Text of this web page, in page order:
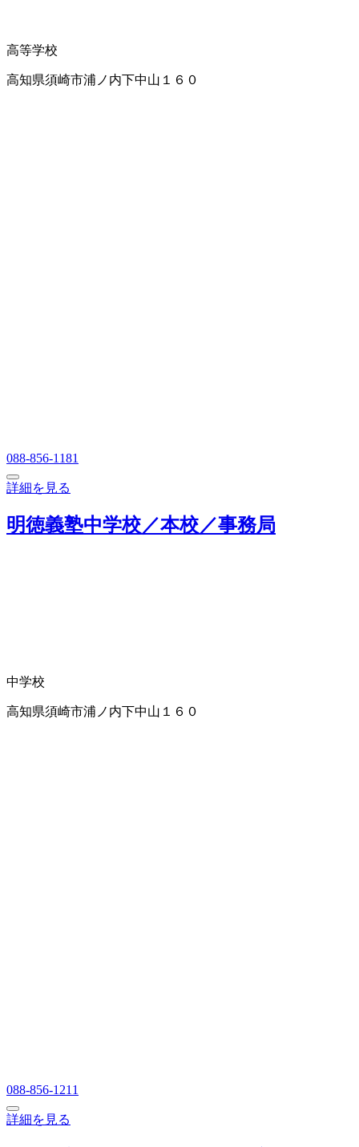
高等学校
高知県須崎市浦ノ内下中山１６０
088-856-1181
詳細を見る
明徳義塾中学校／本校／事務局
中学校
高知県須崎市浦ノ内下中山１６０
088-856-1211
詳細を見る